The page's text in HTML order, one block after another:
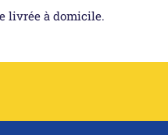
livrée à domicile.